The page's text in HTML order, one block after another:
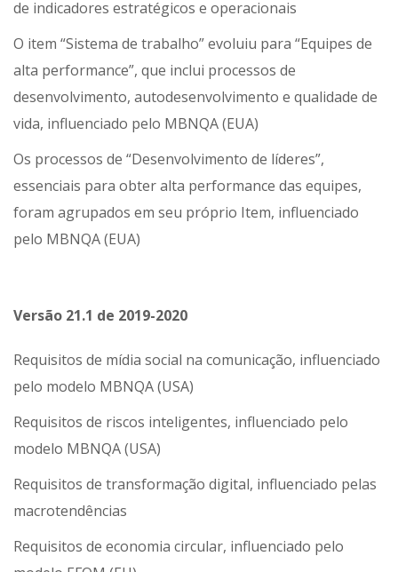
de indicadores estratégicos e operacionais
O item “Sistema de trabalho” evoluiu para “Equipes de
alta performance”, que inclui processos de
desenvolvimento, autodesenvolvimento e qualidade de
vida, influenciado pelo MBNQA (EUA)
Os processos de “Desenvolvimento de líderes”,
essenciais para obter alta performance das equipes,
foram agrupados em seu próprio Item, influenciado
pelo MBNQA (EUA)
Versão 21.1 de 2019-2020
Requisitos de mídia social na comunicação, influenciado
pelo modelo MBNQA (USA)
Requisitos de riscos inteligentes, influenciado pelo
modelo MBNQA (USA)
Requisitos de transformação digital, influenciado pelas
macrotendências
Requisitos de economia circular, influenciado pelo